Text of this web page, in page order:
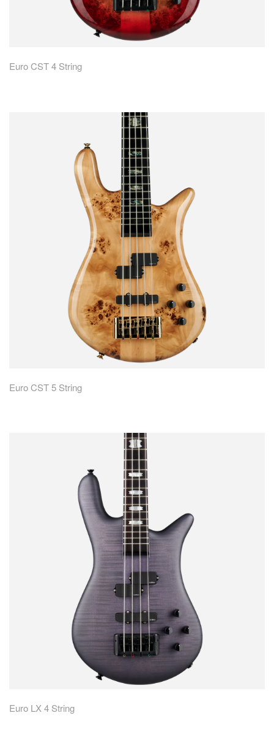
Euro CST 4 String
Euro CST 5 String
Euro LX 4 String